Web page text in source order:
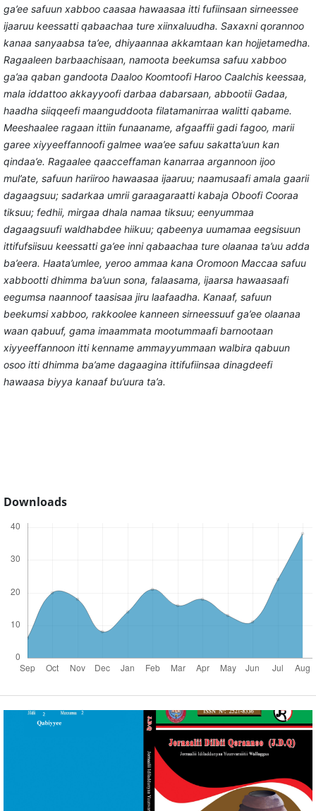
ga’ee safuun xabboo caasaa hawaasaa itti fufiinsaan sirneessee
ijaaruu keessatti qabaachaa ture xiinxaluudha. Saxaxni qorannoo
kanaa sanyaabsa ta’ee, dhiyaannaa akkamtaan kan hojjetamedha.
Ragaaleen barbaachisaan, namoota beekumsa safuu xabboo
ga’aa qaban gandoota Daaloo Koomtoofi Haroo Caalchis keessaa,
mala iddattoo akkayyoofi darbaa dabarsaan, abbootii Gadaa,
haadha siiqqeefi maanguddoota filatamanirraa walitti qabame.
Meeshaalee ragaan ittiin funaaname, afgaaffii gadi fagoo, marii
garee xiyyeeffannoofi galmee waa’ee safuu sakatta’uun kan
qindaa’e. Ragaalee qaacceffaman kanarraa argannoon ijoo
mul’ate, safuun hariiroo hawaasaa ijaaruu; naamusaafi amala gaarii
dagaagsuu; sadarkaa umrii garaagaraatti kabaja Oboofi Cooraa
tiksuu; fedhii, mirgaa dhala namaa tiksuu; eenyummaa
dagaagsuufi waldhabdee hiikuu; qabeenya uumamaa eegsisuun
ittifufsiisuu keessatti ga’ee inni qabaachaa ture olaanaa ta’uu adda
ba’eera. Haata’umlee, yeroo ammaa kana Oromoon Maccaa safuu
xabbootti dhimma ba’uun sona, falaasama, ijaarsa hawaasaafi
eegumsa naannoof taasisaa jiru laafaadha. Kanaaf, safuun
beekumsi xabboo, rakkoolee kanneen sirneessuuf ga’ee olaanaa
waan qabuuf, gama imaammata mootummaafi barnootaan
xiyyeeffannoon itti kenname ammayyummaan walbira qabuun
osoo itti dhimma ba’ame dagaagina ittifufiinsaa dinagdeefi
hawaasa biyya kanaaf bu’uura ta’a.
Downloads